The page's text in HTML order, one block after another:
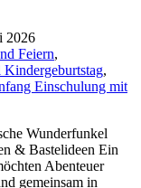
2026
Feiern,
Kindergeburtstag,
Einschulung mit
Wunderfunkel
& Bastelideen Ein
Abenteuer
gemeinsam in